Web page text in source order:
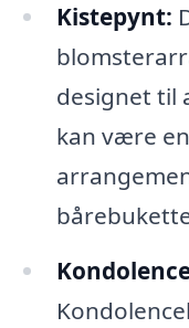
Kistepynt:
designet til
kan være